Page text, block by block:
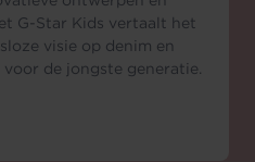
G-Star Kids vertaalt het
visie op denim en
de jongste generatie.